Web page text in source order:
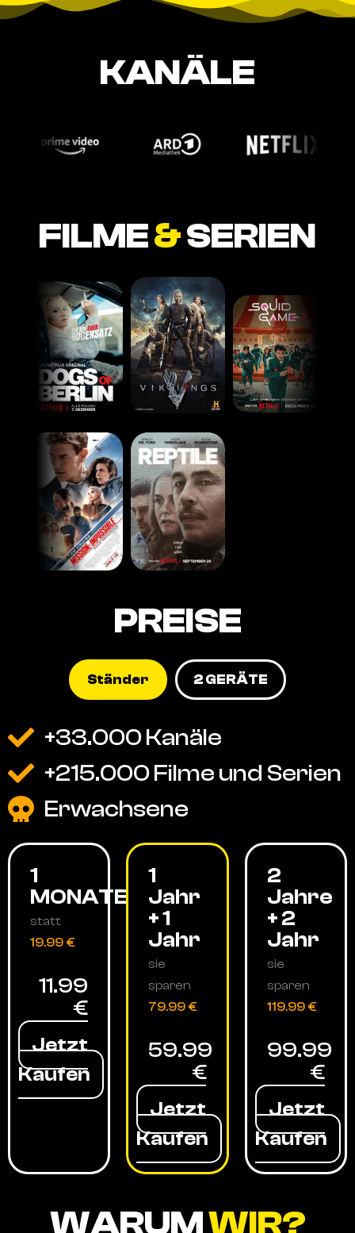
KANÄLE
FILME&SERIEN
PREISE
Ständer 2 GERÄTE
+33.000 Kanäle
+215.000 Filme und Serien
Erwachsene
1
MONATE
statt
19.99 €
11.99
€
Jetzt
Kaufen
1
Jahr
+ 1
Jahr
sie
sparen
79.99 €
59.99
€
Jetzt
Kaufen
2
Jahre
+ 2
Jahr
sie
sparen
119.99 €
99.99
€
Jetzt
Kaufen
WARUMWIR?